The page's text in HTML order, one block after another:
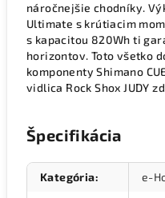
náročnejšie chodníky.
Ultimate s krútiacim
s kapacitou 820Wh ti
horizontov. Toto všetko
komponenty Shimano
vidlica Rock Shox JUDY
Špecifikácia
Kategória: e-